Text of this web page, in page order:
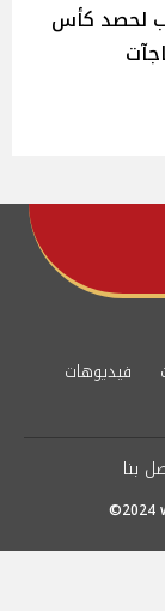
لحصد كأس
فيديوهات
بنا
©2024